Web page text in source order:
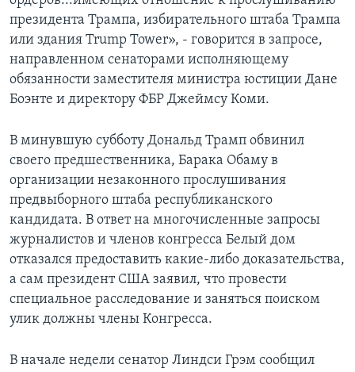
президента Трампа, избирательного штаба Трампа
или здания Trump Tower», - говорится в запросе,
направленном сенаторами исполняющему
обязанности заместителя министра юстиции Дане
Боэнте и директору ФБР Джеймсу Коми.
В минувшую субботу Дональд Трамп обвинил
своего предшественника, Барака Обаму в
организации незаконного прослушивания
предвыборного штаба республиканского
кандидата. В ответ на многочисленные запросы
журналистов и членов конгресса Белый дом
отказался предоставить какие-либо доказательства,
а сам президент США заявил, что провести
специальное расследование и заняться поиском
улик должны члены Конгресса.
В начале недели сенатор Линдси Грэм сообщил